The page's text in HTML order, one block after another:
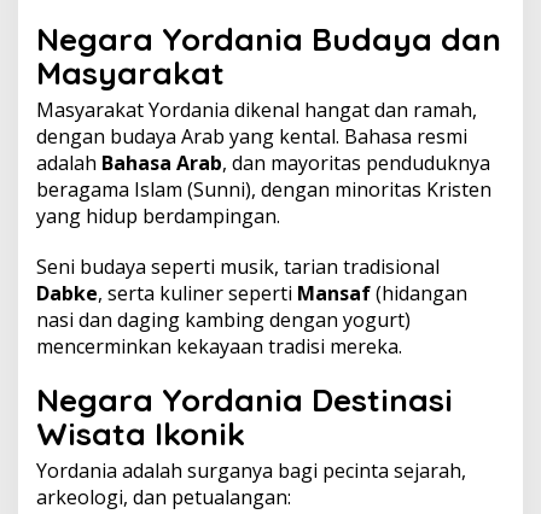
Negara Yordania Budaya dan
Masyarakat
Masyarakat Yordania dikenal hangat dan ramah,
dengan budaya Arab yang kental. Bahasa resmi
adalah Bahasa Arab, dan mayoritas penduduknya
beragama Islam (Sunni), dengan minoritas Kristen
yang hidup berdampingan.
Seni budaya seperti musik, tarian tradisional
Dabke, serta kuliner seperti Mansaf(hidangan
nasi dan daging kambing dengan yogurt)
mencerminkan kekayaan tradisi mereka.
Negara Yordania Destinasi
Wisata Ikonik
Yordania adalah surganya bagi pecinta sejarah,
arkeologi, dan petualangan: